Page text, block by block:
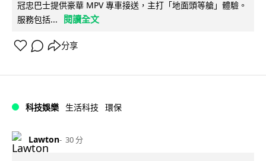
冠忠巴士提供豪華 MPV 專車接送，主打「地面頭等艙」體驗。
服務包括...
閱讀全文
分享
科技娛樂 生活科技 環保
Lawton 30 分